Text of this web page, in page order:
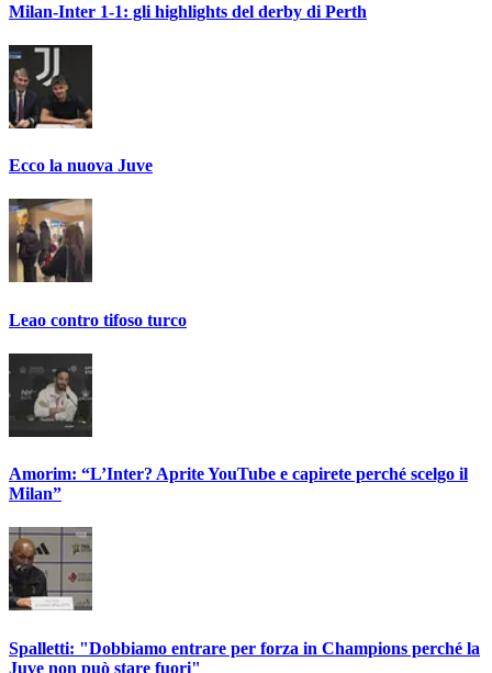
Milan-Inter 1-1: gli highlights del derby di Perth
Ecco la nuova Juve
Leao contro tifoso turco
Amorim: “L’Inter? Aprite YouTube e capirete perché scelgo il
Milan”
Spalletti: "Dobbiamo entrare per forza in Champions perché la
Juve non può stare fuori"